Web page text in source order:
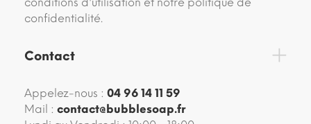
confidentialité.
Contact
Appelez-nous : 04 96 14 11 59
Mail : contact@bubblesoap.fr